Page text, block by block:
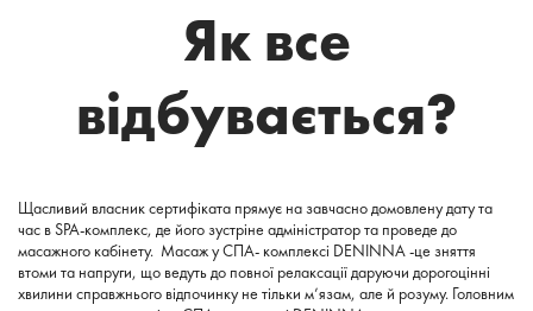
Як все
відбувається?
Щасливий власник сертифіката прямує на завчасно домовлену дату та
час в SPA-комплекс, де його зустріне адміністратор та проведе до
масажного кабінету. Масаж у СПА- комплексі DENINNA -це зняття
втоми та напруги, що ведуть до повної релаксації даруючи дорогоцінні
хвилини справжнього відпочинку не тільки м’язам, але й розуму. Головним